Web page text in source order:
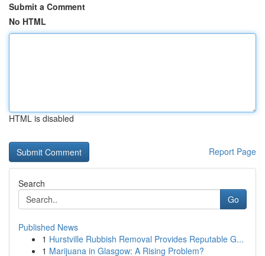
Submit a Comment
No HTML
HTML is disabled
Report Page
Search
Go
Published News
1 Hurstville Rubbish Removal Provides Reputable G...
1 Marijuana in Glasgow: A Rising Problem?